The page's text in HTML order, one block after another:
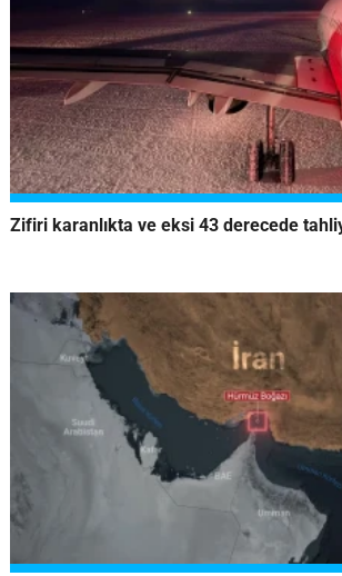
Zifiri karanlıkta ve eksi 43 derecede